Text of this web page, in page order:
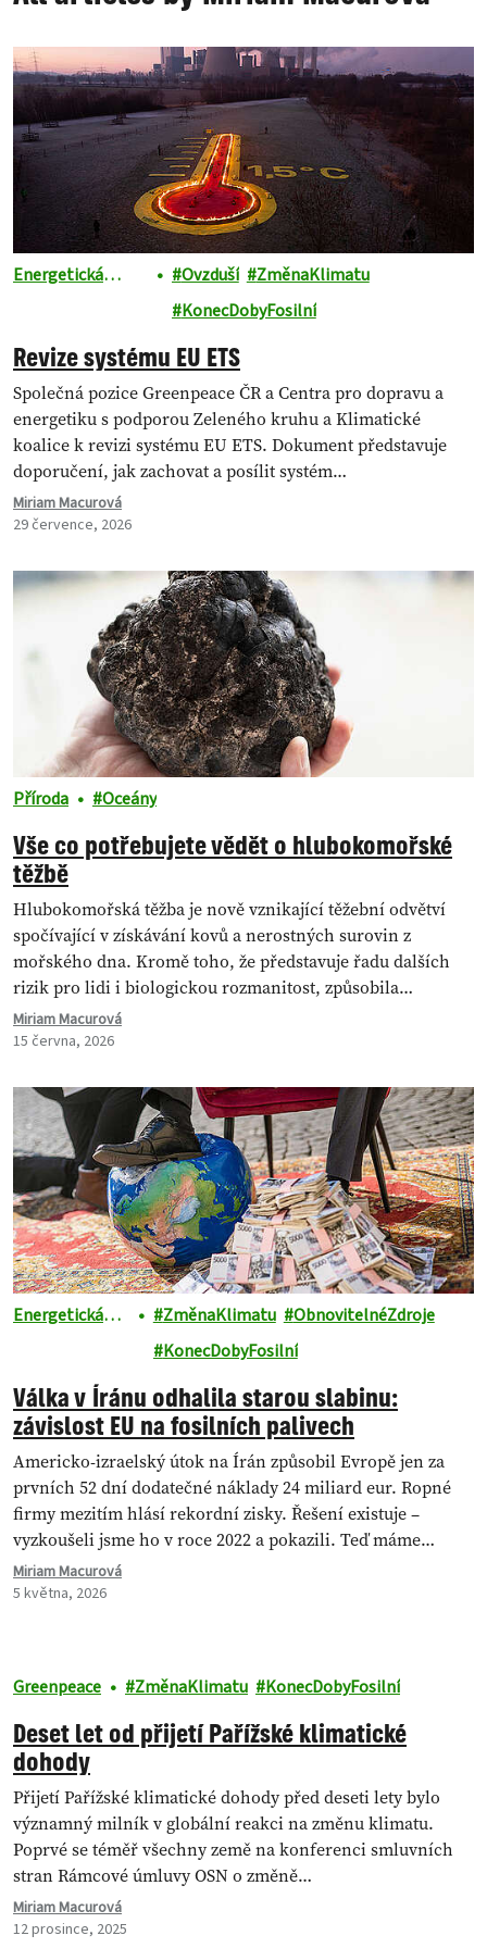
Energetická
Ovzduší
ZměnaKlimatu
KonecDobyFosilní
Revize systému EU ETS
Společná pozice Greenpeace ČR a Centra pro dopravu a
energetiku s podporou Zeleného kruhu a Klimatické
koalice k revizi systému EU ETS. Dokument představuje
doporučení, jak zachovat a posílit systém…
Miriam Macurová
29 července, 2026
Příroda Oceány
Vše co potřebujete vědět o hlubokomořské
těžbě
Hlubokomořská těžba je nově vznikající těžební odvětví
spočívající v získávání kovů a nerostných surovin z
mořského dna. Kromě toho, že představuje řadu dalších
rizik pro lidi i biologickou rozmanitost, způsobila…
Miriam Macurová
15 června, 2026
Energetická
ZměnaKlimatu
ObnovitelnéZdroje
KonecDobyFosilní
Válka v Íránu odhalila starou slabinu:
závislost EU na fosilních palivech
Americko-izraelský útok na Írán způsobil Evropě jen za
prvních 52 dní dodatečné náklady 24 miliard eur. Ropné
firmy mezitím hlásí rekordní zisky. Řešení existuje –
vyzkoušeli jsme ho v roce 2022 a pokazili. Teď máme
druhou…
Miriam Macurová
5 května, 2026
Greenpeace ZměnaKlimatu KonecDobyFosilní
Deset let od přijetí Pařížské klimatické
dohody
Přijetí Pařížské klimatické dohody před deseti lety bylo
významný milník v globální reakci na změnu klimatu.
Poprvé se téměř všechny země na konferenci smluvních
stran Rámcové úmluvy OSN o změně…
Miriam Macurová
12 prosince, 2025